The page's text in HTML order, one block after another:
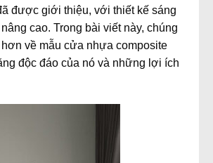
được giới thiệu, với thiết kế sáng
cao. Trong bài viết này, chúng
hơn về mẫu cửa nhựa composite
độc đáo của nó và những lợi ích